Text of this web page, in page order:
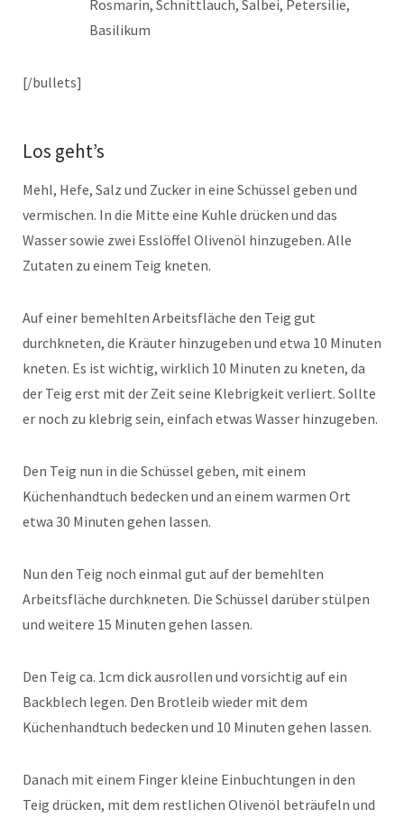
Rosmarin, Schnittlauch, Salbei, Petersilie,
Basilikum
[/bullets]
Los geht’s
Mehl, Hefe, Salz und Zucker in eine Schüssel geben und
vermischen. In die Mitte eine Kuhle drücken und das
Wasser sowie zwei Esslöffel Olivenöl hinzugeben. Alle
Zutaten zu einem Teig kneten.
Auf einer bemehlten Arbeitsfläche den Teig gut
durchkneten, die Kräuter hinzugeben und etwa 10 Minuten
kneten. Es ist wichtig, wirklich 10 Minuten zu kneten, da
der Teig erst mit der Zeit seine Klebrigkeit verliert. Sollte
er noch zu klebrig sein, einfach etwas Wasser hinzugeben.
Den Teig nun in die Schüssel geben, mit einem
Küchenhandtuch bedecken und an einem warmen Ort
etwa 30 Minuten gehen lassen.
Nun den Teig noch einmal gut auf der bemehlten
Arbeitsfläche durchkneten. Die Schüssel darüber stülpen
und weitere 15 Minuten gehen lassen.
Den Teig ca. 1cm dick ausrollen und vorsichtig auf ein
Backblech legen. Den Brotleib wieder mit dem
Küchenhandtuch bedecken und 10 Minuten gehen lassen.
Danach mit einem Finger kleine Einbuchtungen in den
Teig drücken, mit dem restlichen Olivenöl beträufeln und